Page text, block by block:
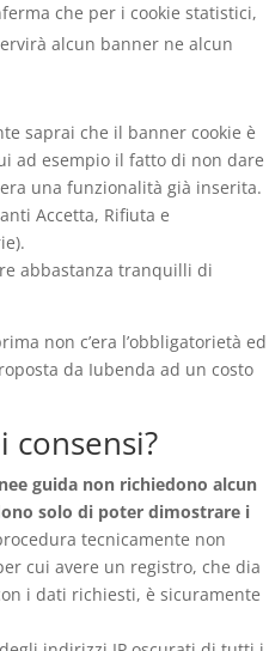
che per i cookie statistici,
alcun banner ne alcun
saprai che il banner cookie è
ad esempio il fatto di non dare
una funzionalità già inserita.
Accetta, Rifiuta e
abbastanza tranquilli di
non c’era l’obbligatorietà ed
da Iubenda ad un costo
consensi?
guida non richiedono alcun
solo di poter dimostrare i
tecnicamente non
cui avere un registro, che dia
i dati richiesti, è sicuramente